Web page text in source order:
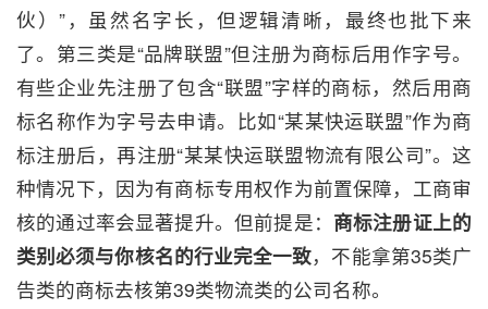
伙）”，虽然名字长，但逻辑清晰，最终也批下来
了。第三类是“品牌联盟”但注册为商标后用作字号。
有些企业先注册了包含“联盟”字样的商标，然后用商
标名称作为字号去申请。比如“某某快运联盟”作为商
标注册后，再注册“某某快运联盟物流有限公司”。这
种情况下，因为有商标专用权作为前置保障，工商审
核的通过率会显著提升。但前提是： 商标注册证上的
类别必须与你核名的行业完全一致，不能拿第35类广
告类的商标去核第39类物流类的公司名称。